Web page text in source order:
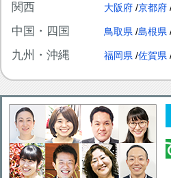
関西 大阪府 京都府
中国・四国 鳥取県 島根県
九州・沖縄 福岡県 佐賀県